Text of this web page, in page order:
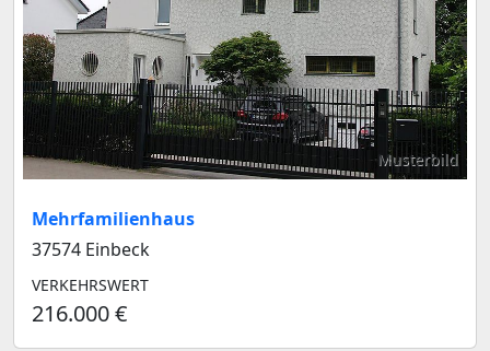
Musterbild
Mehrfamilienhaus
37574 Einbeck
VERKEHRSWERT
216.000 €